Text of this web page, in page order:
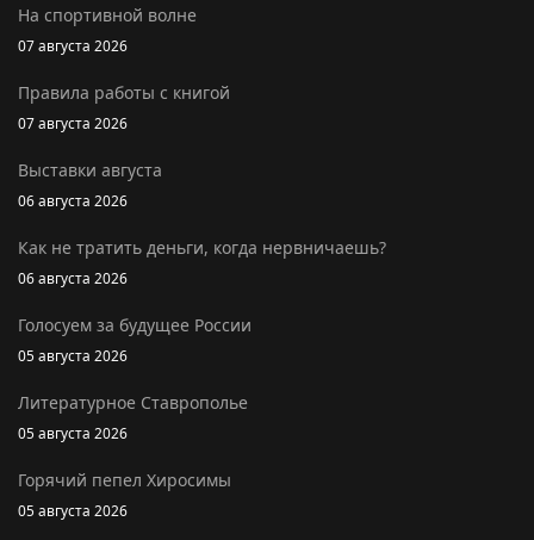
На спортивной волне
07 августа 2026
Правила работы с книгой
07 августа 2026
Выставки августа
06 августа 2026
Как не тратить деньги, когда нервничаешь?
06 августа 2026
Голосуем за будущее России
05 августа 2026
Литературное Ставрополье
05 августа 2026
Горячий пепел Хиросимы
05 августа 2026